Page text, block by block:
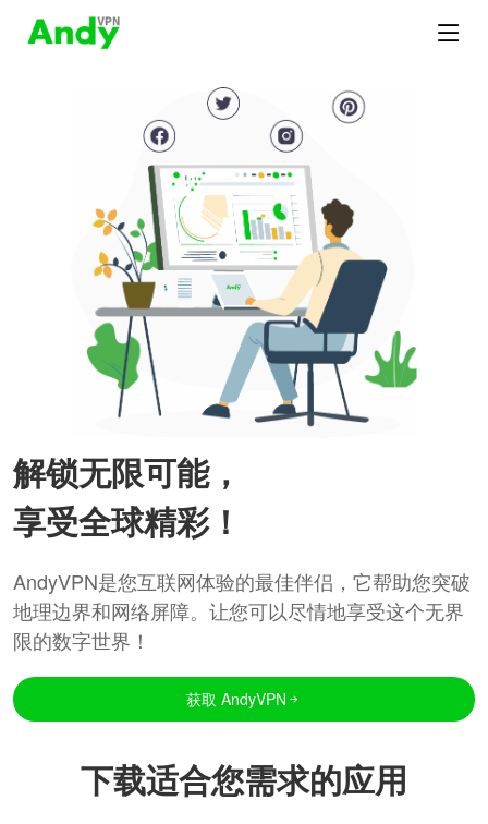
解锁无限可能，
享受全球精彩！
AndyVPN是您互联网体验的最佳伴侣，它帮助您突破
地理边界和网络屏障。让您可以尽情地享受这个无界
限的数字世界！
获取 AndyVPN
下载适合您需求的应用